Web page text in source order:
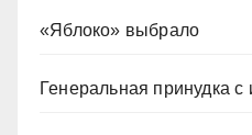
«Яблоко» выбрало
Генеральная принудка с